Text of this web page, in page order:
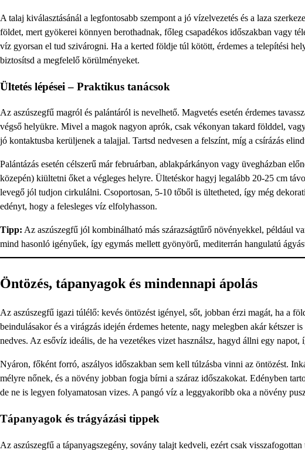
A talaj kiválasztásánál a legfontosabb szempont a jó vízelvezetés és a laza
földet, mert gyökerei könnyen berothadnak, főleg csapadékos időszakban vagy
víz gyorsan el tud szivárogni. Ha a kerted földje túl kötött, érdemes a telepítési
biztosítsd a megfelelő körülményeket.
Ültetés lépései – Praktikus tanácsok
Az aszúszegfű magról és palántáról is nevelhető. Magvetés esetén érdemes
végső helyükre. Mivel a magok nagyon aprók, csak vékonyan takard földdel,
jó kontaktusba kerüljenek a talajjal. Tartsd nedvesen a felszínt, míg a csírázás
Palántázás esetén célszerű már februárban, ablakpárkányon vagy üvegházban
közepén) kiültetni őket a végleges helyre. Ültetéskor hagyj legalább 20-25 cm
levegő jól tudjon cirkulálni. Csoportosan, 5-10 tőből is ültetheted, így még
edényt, hogy a felesleges víz elfolyhasson.
Tipp: Az aszúszegfű jól kombinálható más szárazságtűrő növényekkel, például
mind hasonló igényűek, így egymás mellett gyönyörű, mediterrán hangulatú
Öntözés, tápanyagok és mindennapi ápolás
Az aszúszegfű igazi túlélő: kevés öntözést igényel, sőt, jobban érzi magát, ha a
beindulásakor és a virágzás idején érdemes hetente, nagy melegben akár
nedves. Az esővíz ideális, de ha vezetékes vizet használsz, hagyd állni egy
Nyáron, főként forró, aszályos időszakban sem kell túlzásba vinni az öntözést.
mélyre nőnek, és a növény jobban fogja bírni a száraz időszakokat. Edényben
de ne is legyen folyamatosan vizes. A pangó víz a leggyakoribb oka a növény
Tápanyagok és trágyázási tippek
Az aszúszegfű a tápanyagszegény, sovány talajt kedveli, ezért csak